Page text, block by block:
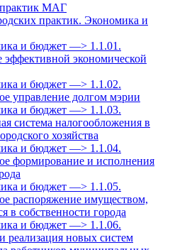
практик МАГ
практик. Экономика и
и бюджет —> 1.1.01.
эффективной экономической
и бюджет —> 1.1.02.
управление долгом мэрии
и бюджет —> 1.1.03.
система налогообложения в
хозяйства
и бюджет —> 1.1.04.
формирование и исполнения
и бюджет —> 1.1.05.
распоряжение имуществом,
в собственности города
и бюджет —> 1.1.06.
реализация новых систем